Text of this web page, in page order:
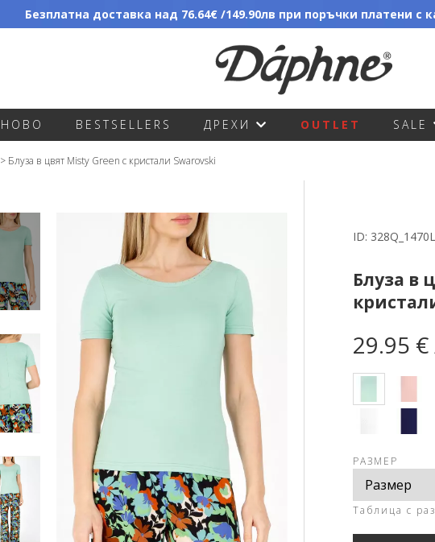
Безплатна доставка над 76.64€ /149.90лв при поръчки платени с
НОВО BESTSELLERS ДРЕХИ OUTLET SALE
> Блуза в цвят Misty Green с кристали Swarovski
ID:
Блуза в
29.95
РАЗМЕР
Таблица с